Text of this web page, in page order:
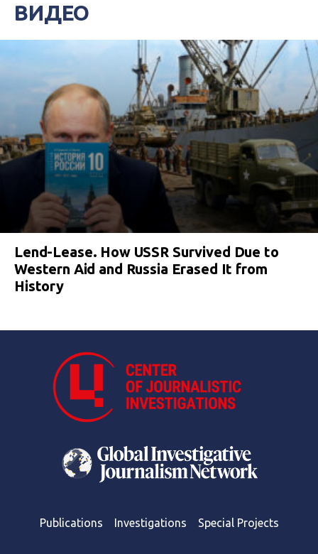
ВИДЕО
Lend-Lease. How USSR Survived Due to
Western Aid and Russia Erased It from
History
Publications Investigations Special Projects